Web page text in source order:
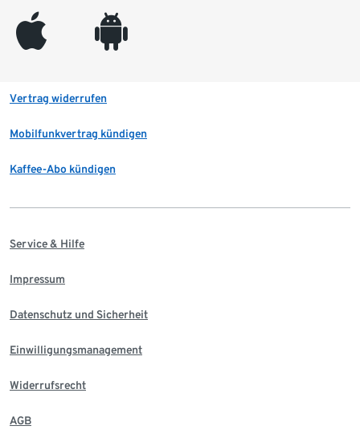
appleinc android
Vertrag widerrufen
Mobilfunkvertrag kündigen
Kaffee-Abo kündigen
Service & Hilfe
Impressum
Datenschutz und Sicherheit
Einwilligungsmanagement
Widerrufsrecht
AGB